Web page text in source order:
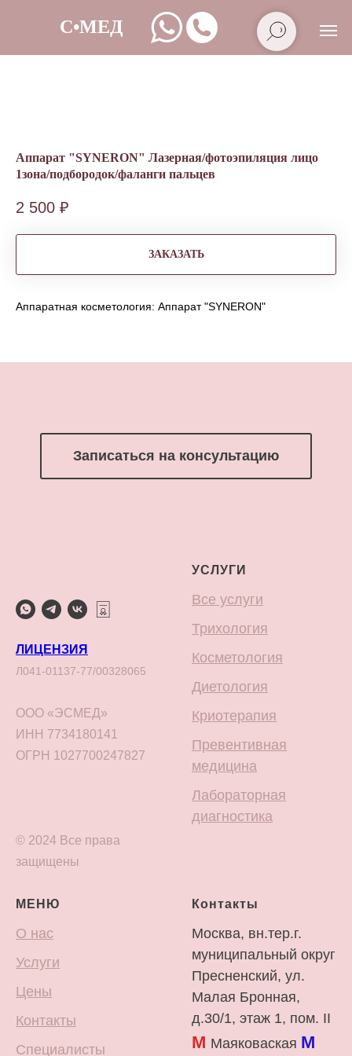
Аппарат "SYNERON" Лазерная/фотоэпиляция лицо
1зона/подбородок/фаланги пальцев
2 500 ₽
ЗАКАЗАТЬ
Аппаратная косметология: Аппарат "SYNERON"
Записаться на консультацию
ЛИЦЕНЗИЯ
Л041-01137-77/00328065
ООО «ЭСМЕД»
ИНН 7734180141
ОГРН 1027700247827
© 2024 Все права
защищены
УСЛУГИ
Все услуги
Трихология
Косметология
Диетология
Криотерапия
Превентивная
медицина
Лабораторная
диагностика
МЕНЮ
О нас
Услуги
Цены
Контакты
Специалисты
Контакты
Москва, вн.тер.г.
муниципальный округ
Пресненский, ул.
Малая Бронная,
д.30/1, этаж 1, пом. II
М Маяковаская М